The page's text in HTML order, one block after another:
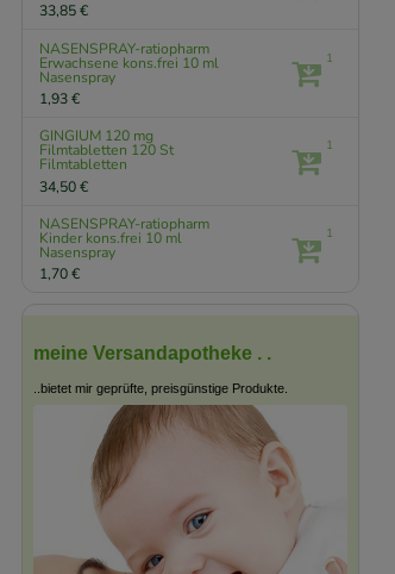
33,85 €
NASENSPRAY-ratiopharm
Erwachsene kons.frei 10 ml
Nasenspray
1,93 €
1
GINGIUM 120 mg
Filmtabletten 120 St
Filmtabletten
34,50 €
1
NASENSPRAY-ratiopharm
Kinder kons.frei 10 ml
Nasenspray
1,70 €
1
meine Versandapotheke . .
..bietet mir geprüfte, preisgünstige Produkte.